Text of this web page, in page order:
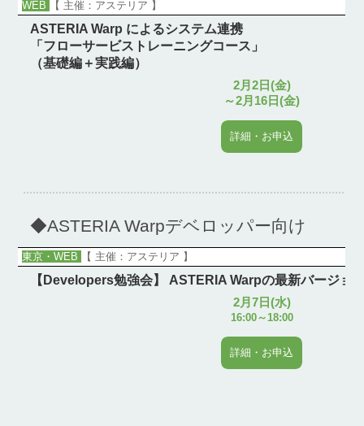
WEB 【 主催：アステリア 】
ASTERIA Warp によるシステム連携
「フローサービストレーニングコース」
（基礎編＋実践編）
2月2日(金)
～2月16日(金)
詳細・お申込
◆ASTERIA Warpデベロッパー向け
東京・WEB 【 主催：アステリア 】
【Developers勉強会】 ASTERIA Warpの最新バージョ
2月7日(水)
16:00～18:00
詳細・お申込